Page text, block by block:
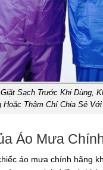
Sạch Trước Khi Dùng,
Hoặc Thậm Chí Chia Sẻ
Áo Mưa
áo mưa chính hãng